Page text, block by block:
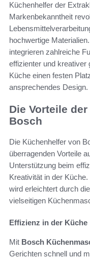
Küchenhelfer der
Markenbekanntheit
hochwertige
integrieren zahlreiche
effizienter und kreativer
Küche einen festen
ansprechendes Design.
Die Vorteile
Bosch
Die Küchenhelfer von
überragenden Vorteile
Unterstützung beim
Kreativität in der
wird erleichtert durch
vielseitigen
Effizienz in der Küche
Mit Bosch
Gerichten schnell und